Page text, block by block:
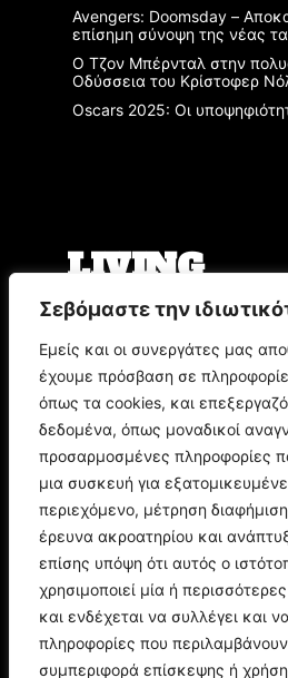
Σεβόμαστε την
Εμείς και οι συνεργάτες μας
έχουμε πρόσβαση σε
όπως τα cookies, και
δεδομένα, όπως μοναδικοί
προσαρμοσμένες πληροφορίες
μια συσκευή για
περιεχόμενο, μέτρηση
έρευνα ακροατηρίου και
επίσης υπόψη ότι αυτός ο
χρησιμοποιεί μία ή
και ενδέχεται να συλλέγει και
πληροφορίες που
συμπεριφορά επίσκεψης ή
Avengers: Doomsday –
επίσημη σύνοψη της νέας
Ο Τζον Μπέρνταλ στην
Οδύσσεια του Κρίστοφερ
Oscars 2025: Οι
LIVING
Ο Άρης Μπινιάρης
Παπασπηλιόπουλο
Ο Δημήτρης Μυστακίδης
Σταυρό του Νότου Plus
9.000 τίτλοι βιβλίων σε
Παζάρι Βιβλίου της Αθήνας
POP
Corto Maltese: Η ιστορία
του Hugo Pratt
Ποιος είναι ο Doctor Doom;
μεγαλύτερου εχθρού των
Spider-Man: Brand New Day